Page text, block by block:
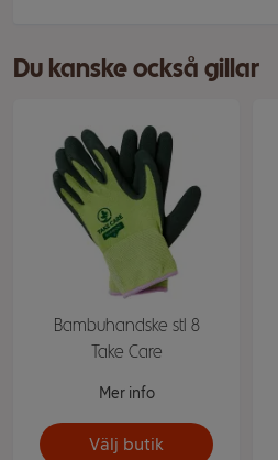
Du kanske också gillar
Bambuhandske stl 8
Take Care
Mer info
Välj butik